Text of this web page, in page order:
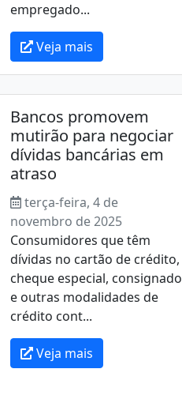
empregado...
Veja mais
Bancos promovem
mutirão para negociar
dívidas bancárias em
atraso
terça-feira, 4 de
novembro de 2025
Consumidores que têm
dívidas no cartão de crédito,
cheque especial, consignado
e outras modalidades de
crédito cont...
Veja mais